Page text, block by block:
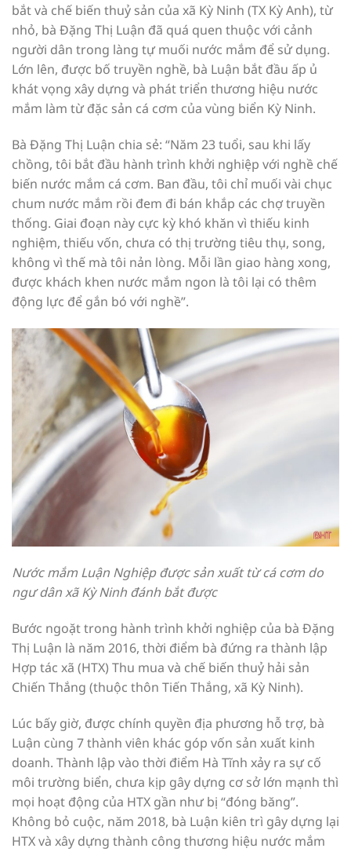
bắt và chế biến thuỷ sản của xã Kỳ Ninh (TX Kỳ Anh), từ
nhỏ, bà Đặng Thị Luận đã quá quen thuộc với cảnh
người dân trong làng tự muối nước mắm để sử dụng.
Lớn lên, được bố truyền nghề, bà Luận bắt đầu ấp ủ
khát vọng xây dựng và phát triển thương hiệu nước
mắm làm từ đặc sản cá cơm của vùng biển Kỳ Ninh.
Bà Đặng Thị Luận chia sẻ: “Năm 23 tuổi, sau khi lấy
chồng, tôi bắt đầu hành trình khởi nghiệp với nghề chế
biến nước mắm cá cơm. Ban đầu, tôi chỉ muối vài chục
chum nước mắm rồi đem đi bán khắp các chợ truyền
thống. Giai đoạn này cực kỳ khó khăn vì thiếu kinh
nghiệm, thiếu vốn, chưa có thị trường tiêu thụ, song,
không vì thế mà tôi nản lòng. Mỗi lần giao hàng xong,
được khách khen nước mắm ngon là tôi lại có thêm
động lực để gắn bó với nghề”.
Nước mắm Luận Nghiệp được sản xuất từ cá cơm do
ngư dân xã Kỳ Ninh đánh bắt được
Bước ngoặt trong hành trình khởi nghiệp của bà Đặng
Thị Luận là năm 2016, thời điểm bà đứng ra thành lập
Hợp tác xã (HTX) Thu mua và chế biến thuỷ hải sản
Chiến Thắng (thuộc thôn Tiến Thắng, xã Kỳ Ninh).
Lúc bấy giờ, được chính quyền địa phương hỗ trợ, bà
Luận cùng 7 thành viên khác góp vốn sản xuất kinh
doanh. Thành lập vào thời điểm Hà Tĩnh xảy ra sự cố
môi trường biển, chưa kịp gây dựng cơ sở lớn mạnh thì
mọi hoạt động của HTX gần như bị “đóng băng”.
Không bỏ cuộc, năm 2018, bà Luận kiên trì gây dựng lại
HTX và xây dựng thành công thương hiệu nước mắm